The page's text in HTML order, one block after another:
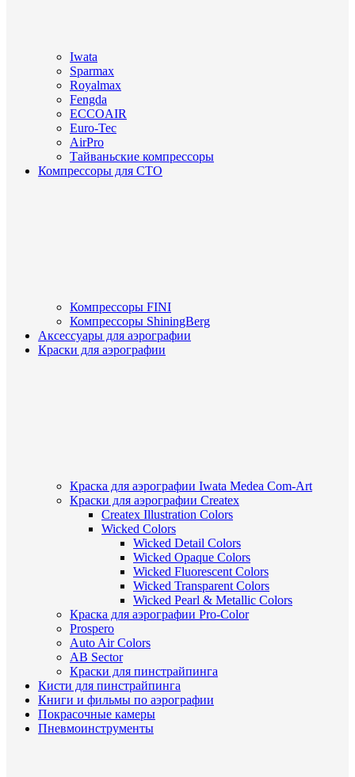
Iwata
Sparmax
Royalmax
Fengda
ECCOAIR
Euro-Tec
AirPro
Тайваньские компрессоры
Компрессоры для СТО
Компрессоры FINI
Компрессоры ShiningBerg
Аксессуары для аэрографии
Краски для аэрографии
Краска для аэрографии Iwata Medea Com-Art
Краски для аэрографии Createx
Createx Illustration Colors
Wicked Colors
Wicked Detail Colors
Wicked Opaque Colors
Wicked Fluorescent Colors
Wicked Transparent Colors
Wicked Pearl & Metallic Colors
Краска для аэрографии Pro-Color
Prospero
Auto Air Colors
AB Sector
Краски для пинстрайпинга
Кисти для пинстрайпинга
Книги и фильмы по аэрографии
Покрасочные камеры
Пневмоинструменты